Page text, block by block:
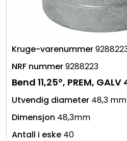
9288223
Bend 11,25º, PREM,
48,3 mm
48,3mm
40